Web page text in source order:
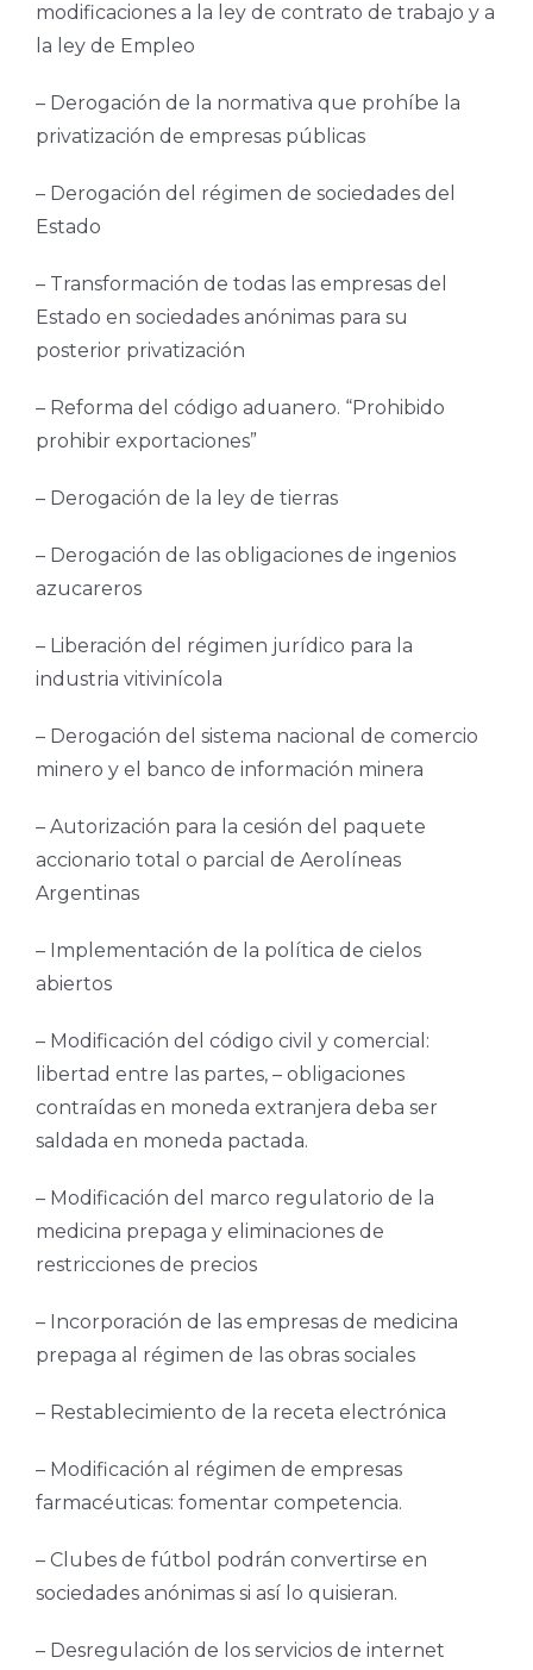
modificaciones a la ley de contrato de trabajo y a
la ley de Empleo
– Derogación de la normativa que prohíbe la
privatización de empresas públicas
– Derogación del régimen de sociedades del
Estado
– Transformación de todas las empresas del
Estado en sociedades anónimas para su
posterior privatización
– Reforma del código aduanero. “Prohibido
prohibir exportaciones”
– Derogación de la ley de tierras
– Derogación de las obligaciones de ingenios
azucareros
– Liberación del régimen jurídico para la
industria vitivinícola
– Derogación del sistema nacional de comercio
minero y el banco de información minera
– Autorización para la cesión del paquete
accionario total o parcial de Aerolíneas
Argentinas
– Implementación de la política de cielos
abiertos
– Modificación del código civil y comercial:
libertad entre las partes, – obligaciones
contraídas en moneda extranjera deba ser
saldada en moneda pactada.
– Modificación del marco regulatorio de la
medicina prepaga y eliminaciones de
restricciones de precios
– Incorporación de las empresas de medicina
prepaga al régimen de las obras sociales
– Restablecimiento de la receta electrónica
– Modificación al régimen de empresas
farmacéuticas: fomentar competencia.
– Clubes de fútbol podrán convertirse en
sociedades anónimas si así lo quisieran.
– Desregulación de los servicios de internet